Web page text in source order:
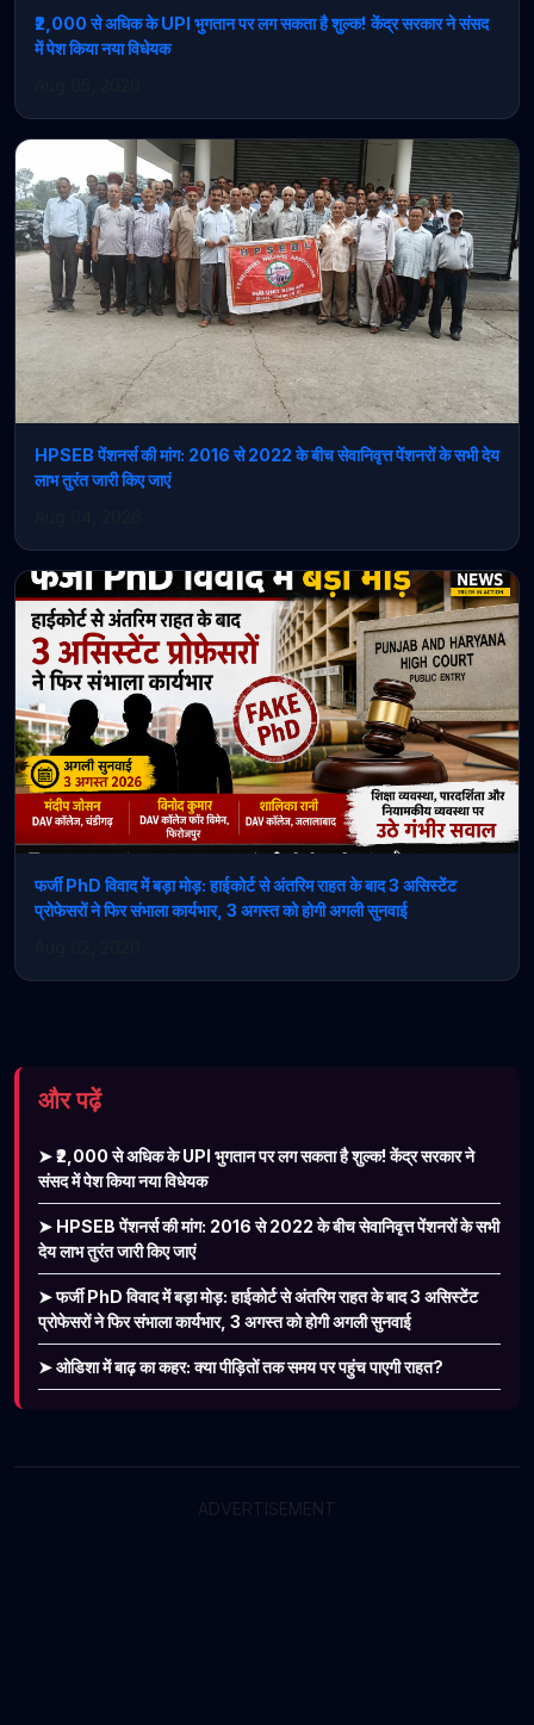
₹2,000 से अधिक के UPI भुगतान पर लग सकता है शुल्क! केंद्र सरकार ने संसद
में पेश किया नया विधेयक
HPSEB पेंशनर्स की मांग: 2016 से 2022 के बीच सेवानिवृत्त पेंशनरों के सभी देय
लाभ तुरंत जारी किए जाएं
फर्जी PhD विवाद में बड़ा मोड़: हाईकोर्ट से अंतरिम राहत के बाद 3 असिस्टेंट
प्रोफेसरों ने फिर संभाला कार्यभार, 3 अगस्त को होगी अगली सुनवाई
और पढ़ें
➤ ₹2,000 से अधिक के UPI भुगतान पर लग सकता है शुल्क! केंद्र सरकार ने
संसद में पेश किया नया विधेयक
➤ HPSEB पेंशनर्स की मांग: 2016 से 2022 के बीच सेवानिवृत्त पेंशनरों के सभी
देय लाभ तुरंत जारी किए जाएं
➤ फर्जी PhD विवाद में बड़ा मोड़: हाईकोर्ट से अंतरिम राहत के बाद 3 असिस्टेंट
प्रोफेसरों ने फिर संभाला कार्यभार, 3 अगस्त को होगी अगली सुनवाई
➤ ओडिशा में बाढ़ का कहर: क्या पीड़ितों तक समय पर पहुंच पाएगी राहत?
ADVERTISEMENT